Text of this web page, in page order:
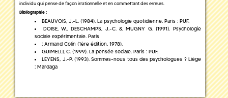
individu qui pense de façon irrationnelle et en commettant des erreurs.
Bibliographie :
BEAUVOIS, J.-L. (1984). La psychologie quotidienne. Paris : PUF.
DOISE, W., DESCHAMPS, J.-C. & MUGNY G. (1991). Psychologie
sociale expérimentale. Paris
: Armand Colin (1ère édition, 1978).
GUIMELLI, C. (1999). La pensée sociale. Paris : PUF.
LEYENS, J.-P. (1993). Sommes-nous tous des psychologues ? Liège
: Mardaga